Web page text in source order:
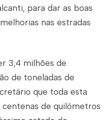
para dar as boas
nas estradas
3,4 milhões de
de toneladas de
que toda esta
de quilômetros